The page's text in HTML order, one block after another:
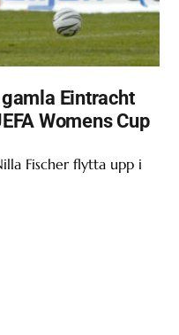
Eintracht
Womens Cup
Fischer flytta upp i